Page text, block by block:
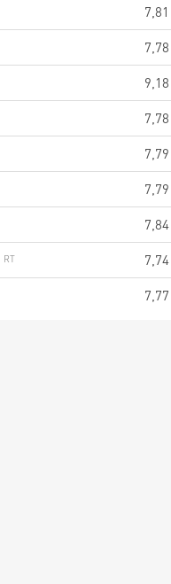
7,81
7,78
9,18
7,78
7,79
7,79
7,84
7,74
7,77